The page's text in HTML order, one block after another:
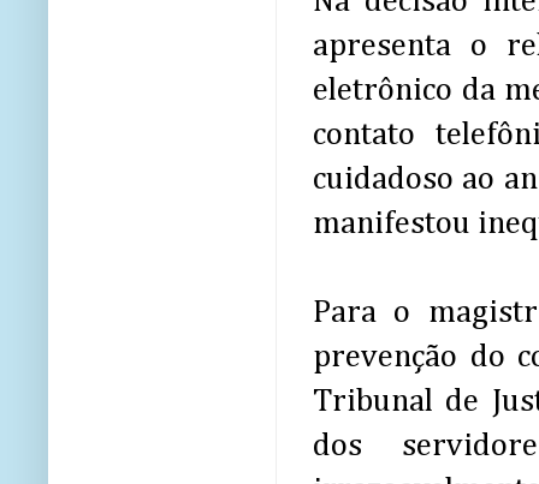
apresenta o
eletrônico da
contato
cuidadoso ao
manifestou
Para o
prevenção do
Tribunal de
dos